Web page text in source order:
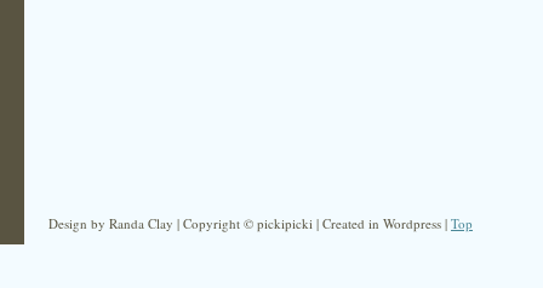
Design by Randa Clay | Copyright © pickipicki | Created in Wordpress | Top